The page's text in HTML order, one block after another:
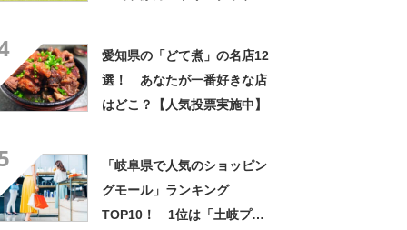
愛知県の「どて煮」の名店12
選！ あなたが一番好きな店
はどこ？【人気投票実施中】
「岐阜県で人気のショッピン
グモール」ランキング
TOP10！ 1位は「土岐プレ